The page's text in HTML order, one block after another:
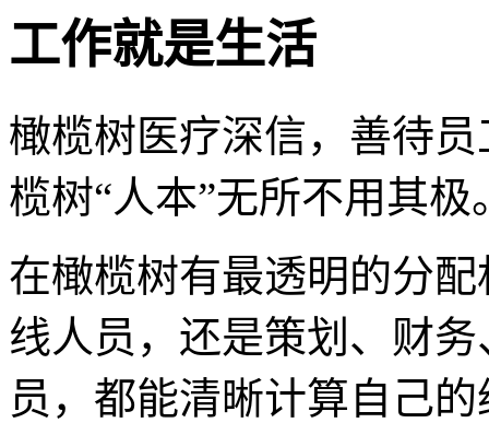
工作就是生活
橄榄树医疗深信，善待
榄树“人本”无所不用其极
在橄榄树有最透明的分
线人员，还是策划、财
员，都能清晰计算自己